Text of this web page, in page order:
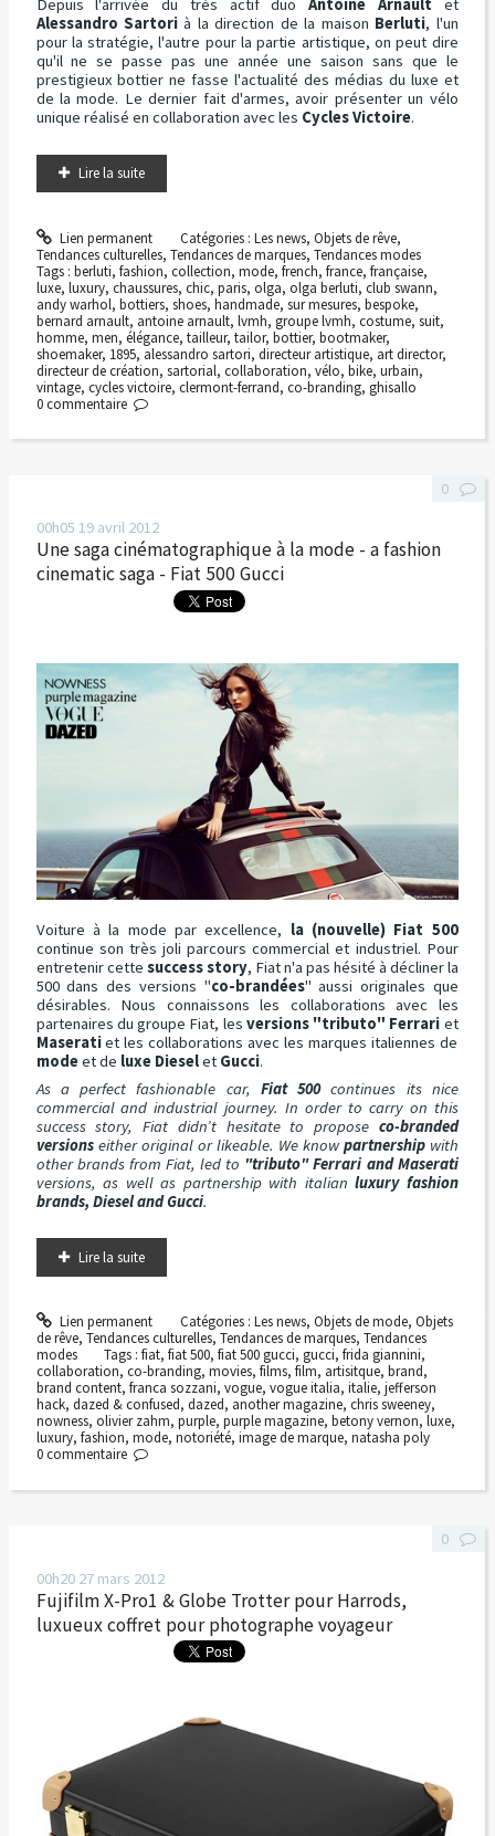
Depuis l'arrivée du très actif duoAntoine Arnaultet
Alessandro Sartorià la direction de la maison Berluti, l'un
pour la stratégie, l'autre pour la partie artistique, on peut dire
qu'il ne se passe pas une année une saison sans que le
prestigieux bottier ne fasse l'actualité des médias du luxe et
de la mode. Le dernier fait d'armes, avoir présenter un vélo
unique réalisé en collaboration avec les Cycles Victoire.
Lire la suite
Lien permanent Catégories : Les news, Objets de rêve,
Tendances culturelles, Tendances de marques, Tendances modes
Tags : berluti, fashion, collection, mode, french, france, française,
luxe, luxury, chaussures, chic, paris, olga, olga berluti, club swann,
andy warhol, bottiers, shoes, handmade, sur mesures, bespoke,
bernard arnault, antoine arnault, lvmh, groupe lvmh, costume, suit,
homme, men, élégance, tailleur, tailor, bottier, bootmaker,
shoemaker, 1895, alessandro sartori, directeur artistique, art director,
directeur de création, sartorial, collaboration, vélo, bike, urbain,
vintage, cycles victoire, clermont-ferrand, co-branding, ghisallo
0 commentaire
00h05 19 avril 2012
Une saga cinématographique à la mode - a fashion
cinematic saga - Fiat 500 Gucci
Voiture à la mode par excellence, la (nouvelle) Fiat 500
continue son très joli parcours commercial et industriel. Pour
entretenir cette success story, Fiat n'a pas hésité à décliner la
500 dans des versions "co-brandées" aussi originales que
désirables. Nous connaissons les collaborations avec les
partenaires du groupe Fiat, les versions "tributo" Ferrari et
Maseratiet les collaborations avec les marques italiennes de
modeet de luxe DieseletGucci.
As a perfect fashionable car, Fiat 500continues its nice
commercial and industrial journey. In order to carry on this
success story, Fiat didn’t hesitate to propose co-branded
versionseither original or likeable. We knowpartnershipwith
other brands from Fiat, led to "tributo" Ferrari and Maserati
versions, as well as partnership with italianluxury fashion
brands, Diesel and Gucci.
Lire la suite
Lien permanent Catégories : Les news, Objets de mode, Objets
de rêve, Tendances culturelles, Tendances de marques, Tendances
modes
Tags :fiat,fiat 500,fiat 500 gucci,gucci,frida giannini,
collaboration, co-branding, movies, films, film, artisitque, brand,
brand content, franca sozzani, vogue, vogue italia, italie, jefferson
hack, dazed & confused, dazed, another magazine, chris sweeney,
nowness, olivier zahm, purple, purple magazine, betony vernon, luxe,
luxury, fashion, mode, notoriété, image de marque, natasha poly
0
0 commentaire
00h20 27 mars 2012
Fujifilm X-Pro1 & Globe Trotter pour Harrods,
luxueux coffret pour photographe voyageur
0